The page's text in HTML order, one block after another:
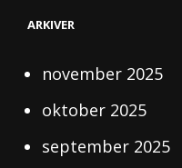
OG
TILLID
ARKIVER
november 2025
oktober 2025
september 2025